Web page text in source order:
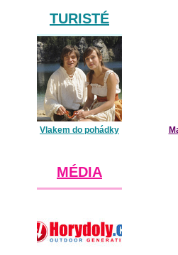
TURISTÉ
Vlakem do pohádky
MÉDIA